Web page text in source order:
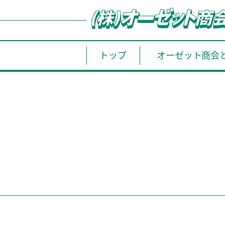
トップ オーゼット商会